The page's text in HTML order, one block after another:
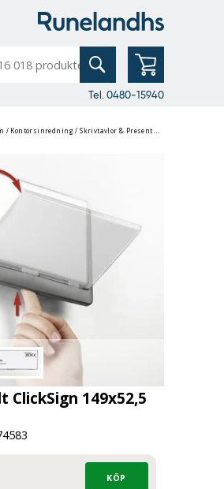
Tel. 0480-15940
/ Kontorsinredning /Skrivtavlor & Presentation
ClickSign 149x52,5